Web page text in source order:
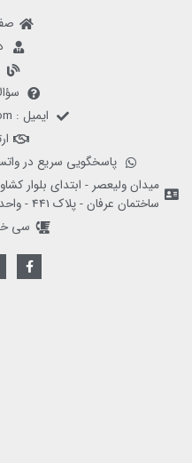
ایمیل : info@ptd-co.com
پاسخگویی سریع در واتساپ -
میدان ولیعصر - ابتدای بلوار
ساختمان عرفان - پلاک 441 - واحد 7 - طبقه اول
سی خط
F
a
c